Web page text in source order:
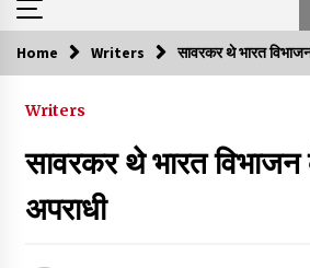
News
2 years ago
Home Writers सावरकर थे भारत
Writers
सावरकर थे भारत
अपराधी